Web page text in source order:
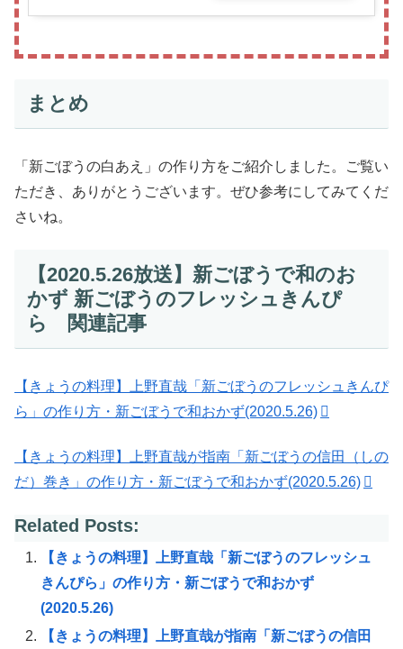
まとめ
「新ごぼうの白あえ」の作り方をご紹介しました。ご覧い
ただき、ありがとうございます。ぜひ参考にしてみてくだ
さいね。
【2020.5.26放送】新ごぼうで和のお
かず 新ごぼうのフレッシュきんぴ
ら 関連記事
【きょうの料理】上野直哉「新ごぼうのフレッシュきんぴ
ら」の作り方・新ごぼうで和おかず(2020.5.26)
【きょうの料理】上野直哉が指南「新ごぼうの信田（しの
だ）巻き」の作り方・新ごぼうで和おかず(2020.5.26)
Related Posts:
【きょうの料理】上野直哉「新ごぼうのフレッシュ
きんぴら」の作り方・新ごぼうで和おかず
(2020.5.26)
【きょうの料理】上野直哉が指南「新ごぼうの信田